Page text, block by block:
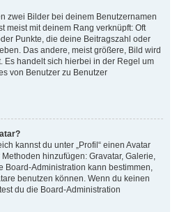
zwei Bilder bei deinem Benutzernamen
meist mit deinem Rang verknüpft: Oft
Punkte, die deine Beitragszahl oder
Das andere, meist größere, Bild wird
Es handelt sich hierbei in der Regel um
von Benutzer zu Benutzer
kannst du unter „Profil“ einen Avatar
hinzufügen: Gravatar, Galerie,
Board-Administration kann bestimmen,
benutzen können. Wenn du keinen
du die Board-Administration